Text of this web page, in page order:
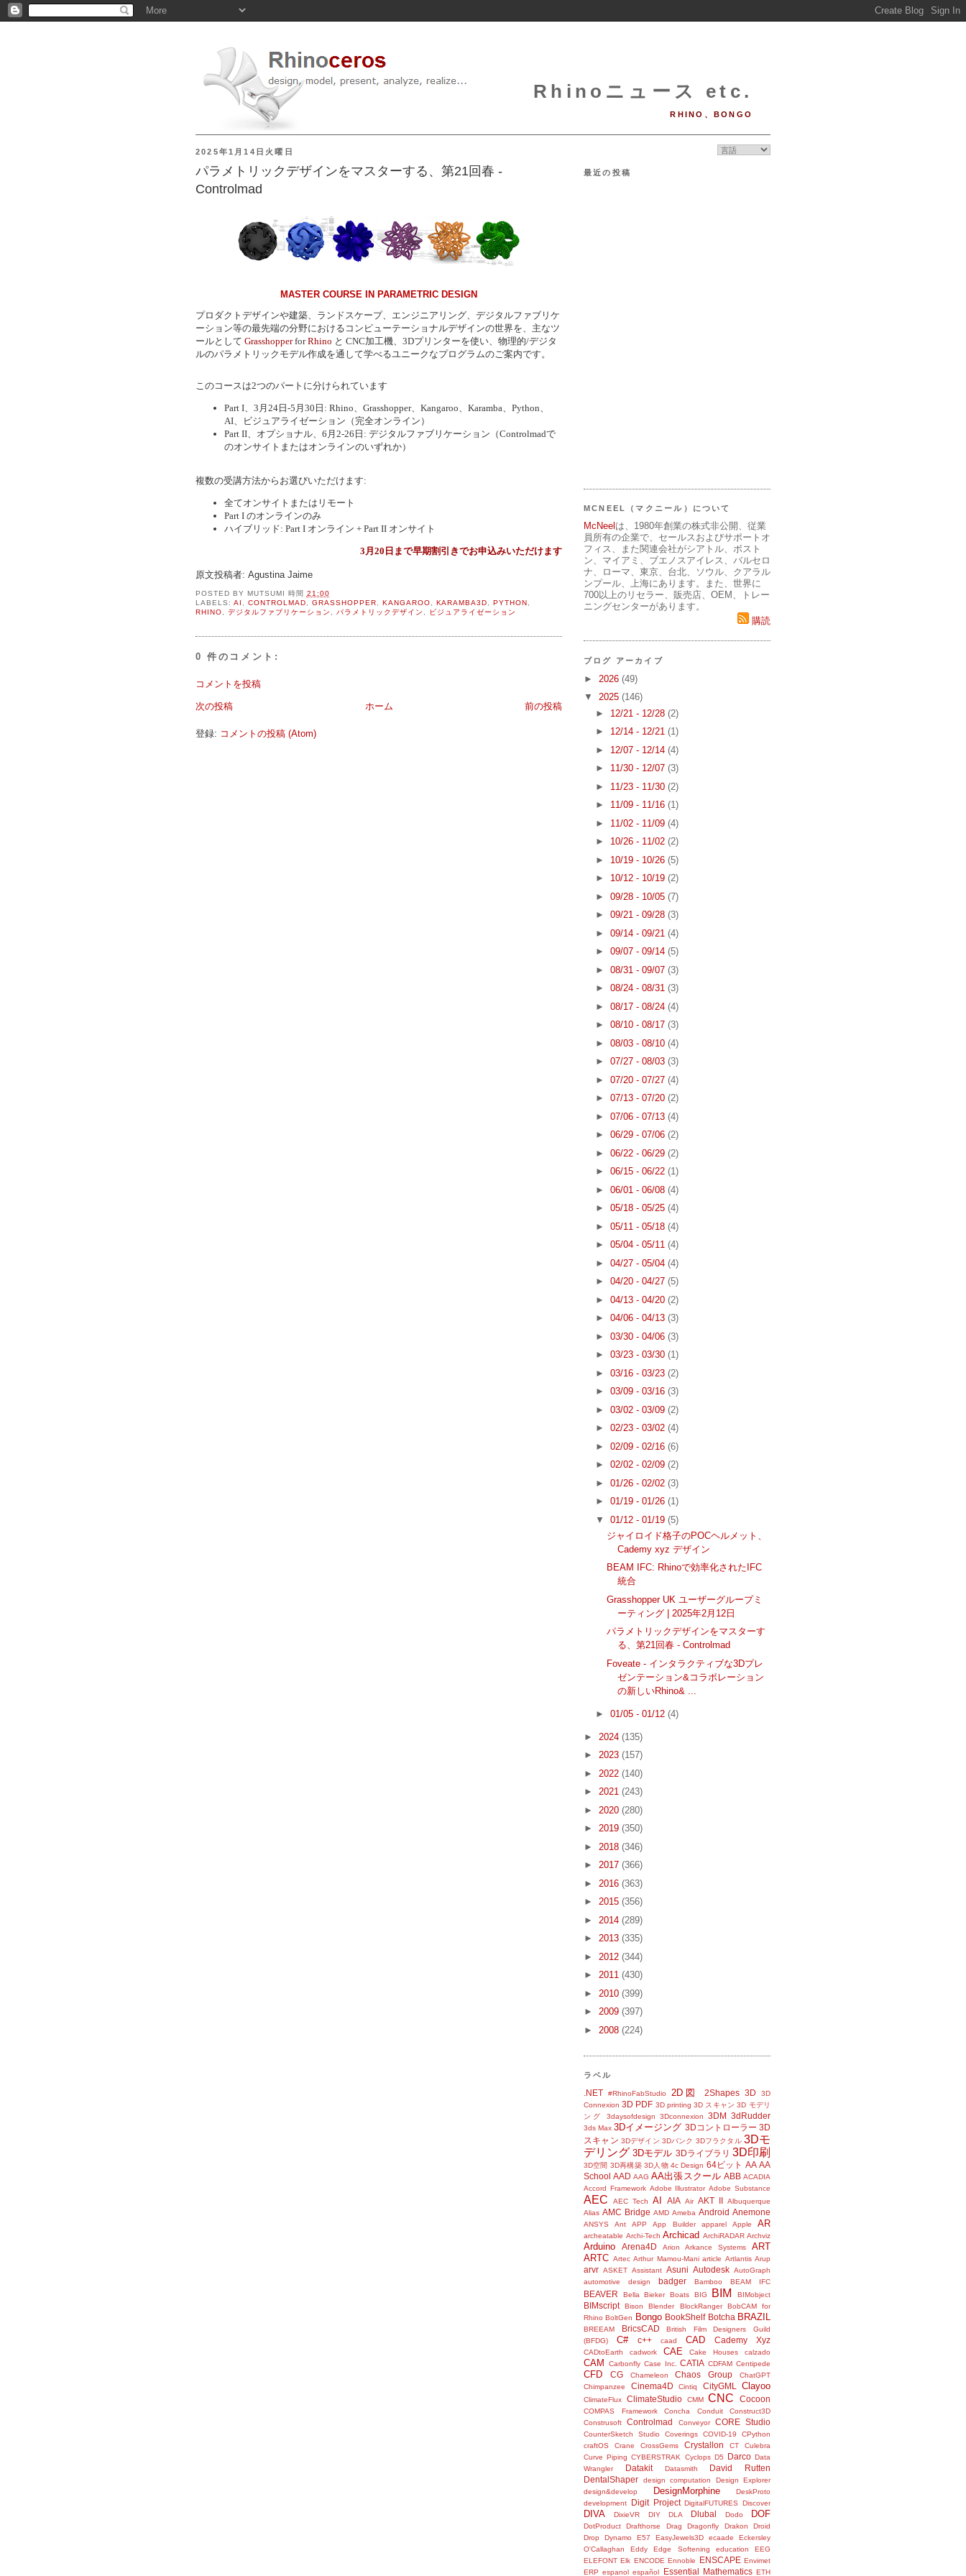
Rhinoニュース etc.
RHINO、BONGO
2025年1月14日火曜日
パラメトリックデザインをマスターする、第21回春 -
Controlmad
MASTER COURSE IN PARAMETRIC DESIGN
プロダクトデザインや建築、ランドスケープ、エンジニアリング、デジタルファブリケ
ーション等の最先端の分野におけるコンピューテーショナルデザインの世界を、主なツ
ールとして GrasshopperforRhino と CNC加工機、3Dプリンターを使い、物理的/デジタ
ルのパラメトリックモデル作成を通して学べるユニークなプログラムのご案内です。
このコースは2つのパートに分けられています
Part I、3月24日-5月30日: Rhino、Grasshopper、Kangaroo、Karamba、Python、
AI、ビジュアライゼーション（完全オンライン）
Part II、オプショナル、6月2-26日: デジタルファブリケーション（Controlmadで
のオンサイトまたはオンラインのいずれか）
複数の受講方法からお選びいただけます:
全てオンサイトまたはリモート
Part I のオンラインのみ
ハイブリッド: Part I オンライン + Part II オンサイト
3月20日まで早期割引きでお申込みいただけます
原文投稿者: Agustina Jaime
POSTED BY MUTSUMI 時間 21:00
LABELS: AI CONTROLMAD GRASSHOPPER KANGAROO KARAMBA3D ,PYTHON
RHINO
デジタルファブリケーション パラメトリックデザイン ビジュアライゼーション
0 件のコメント:
コメントを投稿
次の投稿 前の投稿
ホーム
登録: コメントの投稿 (Atom)
最近の投稿
MCNEEL（マクニール）について
McNeelは、1980年創業の株式非公開、従業
員所有の企業で、セールスおよびサポートオ
フィス、また関連会社がシアトル、ボスト
ン、マイアミ、ブエノスアイレス、バルセロ
ナ、ローマ、東京、台北、ソウル、クアラル
ンプール、上海にあります。また、世界に
700以上のリセラー、販売店、OEM、トレー
ニングセンターがあります。
購読
ブログ アーカイブ
► 2026 (49)
▼ 2025 (146)
► 12/21 - 12/28 (2)
► 12/14 - 12/21 (1)
► 12/07 - 12/14 (4)
► 11/30 - 12/07 (3)
► 11/23 - 11/30 (2)
► 11/09 - 11/16 (1)
► 11/02 - 11/09 (4)
► 10/26 - 11/02 (2)
► 10/19 - 10/26 (5)
► 10/12 - 10/19 (2)
► 09/28 - 10/05 (7)
► 09/21 - 09/28 (3)
► 09/14 - 09/21 (4)
► 09/07 - 09/14 (5)
► 08/31 - 09/07 (3)
► 08/24 - 08/31 (3)
► 08/17 - 08/24 (4)
► 08/10 - 08/17 (3)
► 08/03 - 08/10 (4)
► 07/27 - 08/03 (3)
► 07/20 - 07/27 (4)
► 07/13 - 07/20 (2)
► 07/06 - 07/13 (4)
► 06/29 - 07/06 (2)
► 06/22 - 06/29 (2)
► 06/15 - 06/22 (1)
► 06/01 - 06/08 (4)
► 05/18 - 05/25 (4)
► 05/11 - 05/18 (4)
► 05/04 - 05/11 (4)
► 04/27 - 05/04 (4)
► 04/20 - 04/27 (5)
► 04/13 - 04/20 (2)
► 04/06 - 04/13 (3)
► 03/30 - 04/06 (3)
► 03/23 - 03/30 (1)
► 03/16 - 03/23 (2)
► 03/09 - 03/16 (3)
► 03/02 - 03/09 (2)
► 02/23 - 03/02 (4)
► 02/09 - 02/16 (6)
► 02/02 - 02/09 (2)
► 01/26 - 02/02 (3)
► 01/19 - 01/26 (1)
▼ 01/12 - 01/19 (5)
ジャイロイド格子のPOCヘルメット、
Cademy xyz デザイン
BEAM IFC: Rhinoで効率化されたIFC
統合
Grasshopper UK ユーザーグループミ
ーティング | 2025年2月12日
パラメトリックデザインをマスターす
る、第21回春 - Controlmad
Foveate - インタラクティブな3Dプレ
ゼンテーション&コラボレーション
の新しいRhino& ...
► 01/05 - 01/12 (4)
► 2024 (135)
► 2023 (157)
► 2022 (140)
► 2021 (243)
► 2020 (280)
► 2019 (350)
► 2018 (346)
► 2017 (366)
► 2016 (363)
► 2015 (356)
► 2014 (289)
► 2013 (335)
► 2012 (344)
► 2011 (430)
► 2010 (399)
► 2009 (397)
► 2008 (224)
ラベル
.NET #RhinoFabStudio 2D図 2Shapes 3D
3D
Connexion 3D PDF 3D printing 3D スキャン 3D モデリ
ング
3daysofdesign 3Dconnexion 3DM 3dRudder
3ds Max 3Dイメージング 3Dコントローラー 3D
スキャン 3Dデザイン 3Dバンク 3Dフラクタル 3Dモ
デリング 3Dモデル 3Dライブラリ 3D印刷
3D空間 3D再構築 3D人物 4c Design 64ビット AA AA
School AAD AAG AA出張スクール ABB ACADIA
Accord Framework Adobe Illustrator Adobe Substance
AEC AEC Tech AI AIA Air AKT II Albuquerque
Alias AMC Bridge AMD Ameba Android Anemone
ANSYS Ant APP App Builder apparel Apple AR
archeatable Archi-Tech Archicad ArchiRADAR Archviz
Arduino Arena4D Arion Arkance Systems
ART
ARTC Artec Arthur Mamou-Mani article Artlantis Arup
arvr ASKET Assistant Asuni Autodesk AutoGraph
automotive design
badger Bamboo BEAM IFC
BEAVER Bella Bieker Boats BIG BIM BIMobject
BIMscript Bison Blender BlockRanger
BobCAM for
Rhino BoltGen Bongo BookShelf Botcha BRAZIL
BREEAM BricsCAD
British Film Designers Guild
(BFDG)
C# c++ caad CAD Cademy Xyz
CADtoEarth cadwork CAE Cake Houses calzado
CAM Carbonfly Case Inc. CATIA CDFAM Centipede
CFD CG Chameleon Chaos Group
ChatGPT
Chimpanzee
Cinema4D Cintiq CityGML Clayoo
ClimateFlux ClimateStudio CMM CNC Cocoon
COMPAS Framework Concha Conduit
Construct3D
Construsoft
Controlmad Conveyor CORE Studio
CounterSketch Studio Coverings COVID-19
CPython
craftOS
Crane CrossGems Crystallon CT
Culebra
Curve Piping CYBERSTRAK Cyclops D5 Darco Data
Wrangler
Datakit Datasmith
David Rutten
DentalShaper
design computation
Design Explorer
design&develop
DesignMorphine
DeskProto
development
Digit Project DigitalFUTURES Discover
DIVA DixieVR DIY DLA Dlubal Dodo DOF
DotProduct Drafthorse Drag Dragonfly Drakon
Droid
Drop
Dynamo E57 EasyJewels3D ecaade
Eckersley
O'Callaghan
Eddy Edge Softening education
EEG
ELEFONT Elk ENCODE Ennoble ENSCAPE Envimet
ERP espanol español Essential Mathematics ETH